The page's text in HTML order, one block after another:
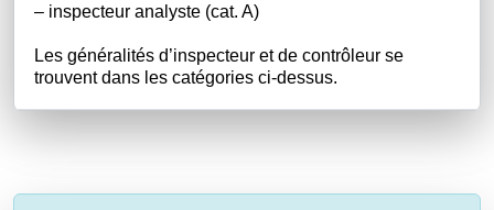
– inspecteur analyste (cat. A)
Les généralités d’inspecteur et de contrôleur se
trouvent dans les catégories ci-dessus.